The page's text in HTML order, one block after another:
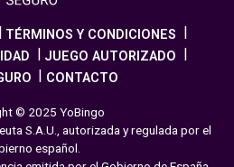
TÉRMINOS Y CONDICIONES
JUEGO AUTORIZADO
CONTACTO
© 2025 YoBingo
S.A.U., autorizada y regulada por el
español.